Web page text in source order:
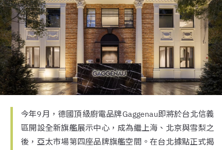
今年9月，德國頂級廚電品牌Gaggenau即將於台北信義
區開設全新旗艦展示中心，成為繼上海、北京與雪梨之
後，亞太市場第四座品牌旗艦空間。在台北據點正式揭